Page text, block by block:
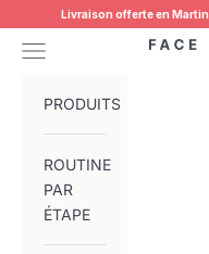
Passer au contenu
Livraison offerte en
Menu
PRODUITS
ROUTINE
PAR
ÉTAPE